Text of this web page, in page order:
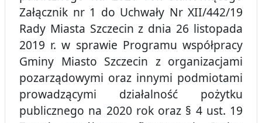
Załącznik nr 1 do Uchwały Nr XII/442/19
Rady Miasta Szczecin z dnia 26 listopada
2019 r. w sprawie Programu współpracy
Gminy Miasto Szczecin z organizacjami
pozarządowymi oraz innymi podmiotami
prowadzącymi działalność pożytku
publicznego na 2020 rok oraz § 4 ust. 19